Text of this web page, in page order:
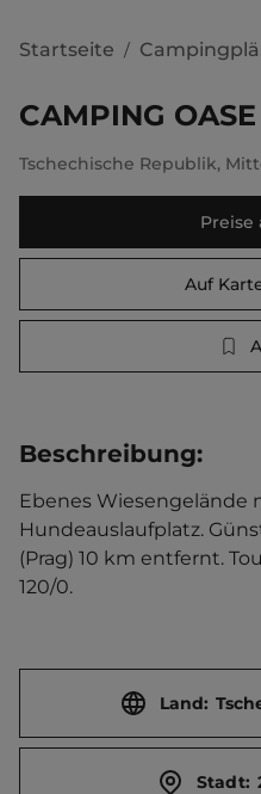
Startseite /
CAMPING
Tschechische Republik,
Preise
Auf
Beschreibung:
Ebenes Wiesengelände
Hundeauslaufplatz.
(Prag) 10 km entfernt.
120/0.
Land:
Stadt: